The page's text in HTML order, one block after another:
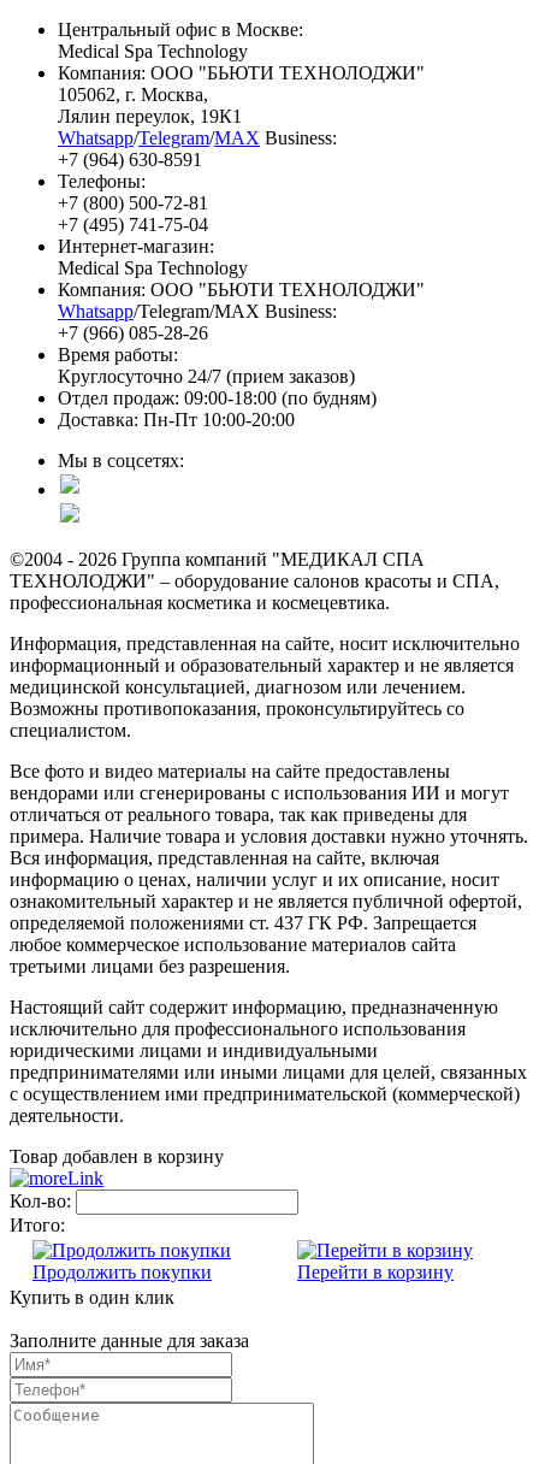
Центральный офис в Москве:
Medical Spa Technology
Компания: ООО "БЬЮТИ ТЕХНОЛОДЖИ"
105062, г. Москва,
Лялин переулок, 19К1
Whatsapp/Telegram/MAX Business:
+7 (964) 630-8591
Телефоны:
+7 (800) 500-72-81
+7 (495) 741-75-04
Интернет-магазин:
Medical Spa Technology
Компания: ООО "БЬЮТИ ТЕХНОЛОДЖИ"
Whatsapp/Telegram/MAX Business:
+7 (966) 085-28-26
Время работы:
Круглосуточно 24/7 (прием заказов)
Отдел продаж: 09:00-18:00 (по будням)
Доставка: Пн-Пт 10:00-20:00
Мы в соцсетях:
©2004 - 2026 Группа компаний "МЕДИКАЛ СПА
ТЕХНОЛОДЖИ" – оборудование салонов красоты и СПА,
профессиональная косметика и космецевтика.
Информация, представленная на сайте, носит исключительно
информационный и образовательный характер и не является
медицинской консультацией, диагнозом или лечением.
Возможны противопоказания, проконсультируйтесь со
специалистом.
Все фото и видео материалы на сайте предоставлены
вендорами или сгенерированы с использования ИИ и могут
отличаться от реального товара, так как приведены для
примера. Наличие товара и условия доставки нужно уточнять.
Вся информация, представленная на сайте, включая
информацию о ценах, наличии услуг и их описание, носит
ознакомительный характер и не является публичной офертой,
определяемой положениями ст. 437 ГК РФ. Запрещается
любое коммерческое использование материалов сайта
третьими лицами без разрешения.
Настоящий сайт содержит информацию, предназначенную
исключительно для профессионального использования
юридическими лицами и индивидуальными
предпринимателями или иными лицами для целей, связанных
с осуществлением ими предпринимательской (коммерческой)
деятельности.
Товар добавлен в корзину
Кол-во:
Итого:
Продолжить покупки
Перейти в корзину
Купить в один клик
Заполните данные для заказа